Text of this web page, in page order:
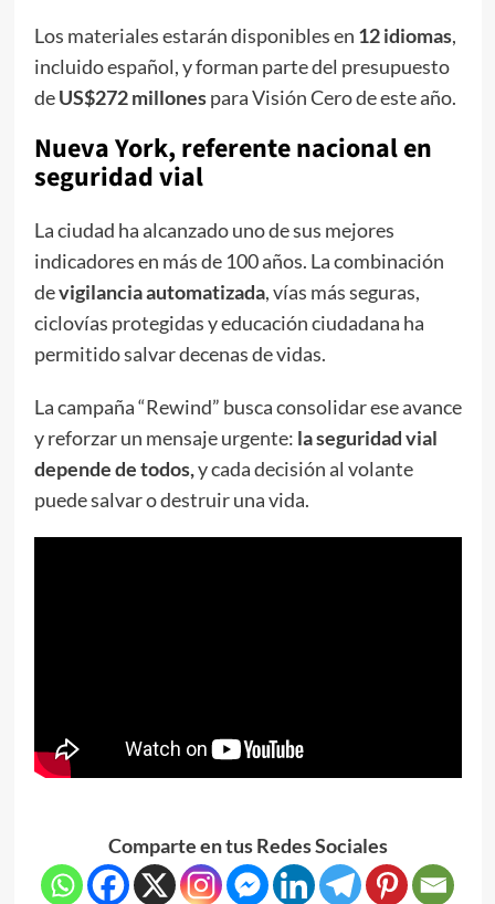
Los materiales estarán disponibles en 12 idiomas,
incluido español, y forman parte del presupuesto
deUS$272 millonespara Visión Cero de este año.
Nueva York, referente nacional en
seguridad vial
La ciudad ha alcanzado uno de sus mejores
indicadores en más de 100 años. La combinación
devigilancia automatizada, vías más seguras,
ciclovías protegidas y educación ciudadana ha
permitido salvar decenas de vidas.
La campaña “Rewind” busca consolidar ese avance
y reforzar un mensaje urgente: la seguridad vial
depende de todos,y cada decisión al volante
puede salvar o destruir una vida.
Comparte en tus Redes Sociales